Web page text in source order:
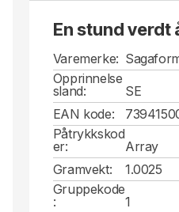
En stund verdt
Varemerke:
Opprinnelse
sland:
SE
EAN kode:
Påtrykkskod
er:
Array
Gramvekt:
1.0025
Gruppekode
:
1